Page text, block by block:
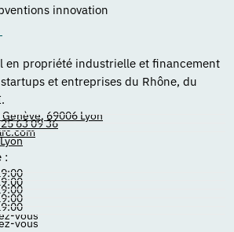
innovation
en propriété industrielle et financement
et entreprises du Rhône, du
69006 Lyon
63 09 36
:
vous
vous